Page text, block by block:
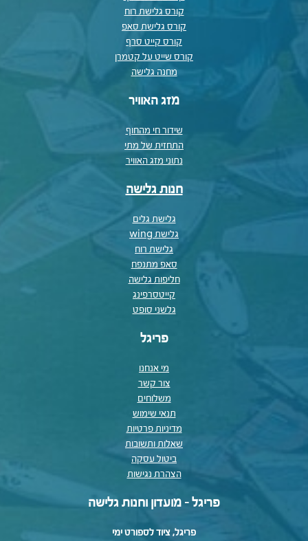
קורס גלישת רוח
קורס גלישת סאפ
קורס קייט סרף
קורס שייט על קטמרן
מחנה גלישה
מזג האוויר
שידור חי מהחוף
התחזית של מתי
נתוני מזג האוויר
חנות גלישה
גלישת גלים
גלישת wing
גלישת רוח
סאפ מתנפח
חליפות גלישה
קייטסרפינג
גלשני סופט
פריגל
מי אנחנו
צור קשר
משלוחים
תנאי שימוש
מדיניות פרטיות
שאלות ותשובות
ביטול עסקה
הצהרת נגישות
פריגל - מועדון וחנות גלישה
פריגל, ציוד לספורט ימי